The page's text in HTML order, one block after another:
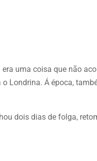
uma coisa que não
o Londrina. Á época,
dois dias de folga,